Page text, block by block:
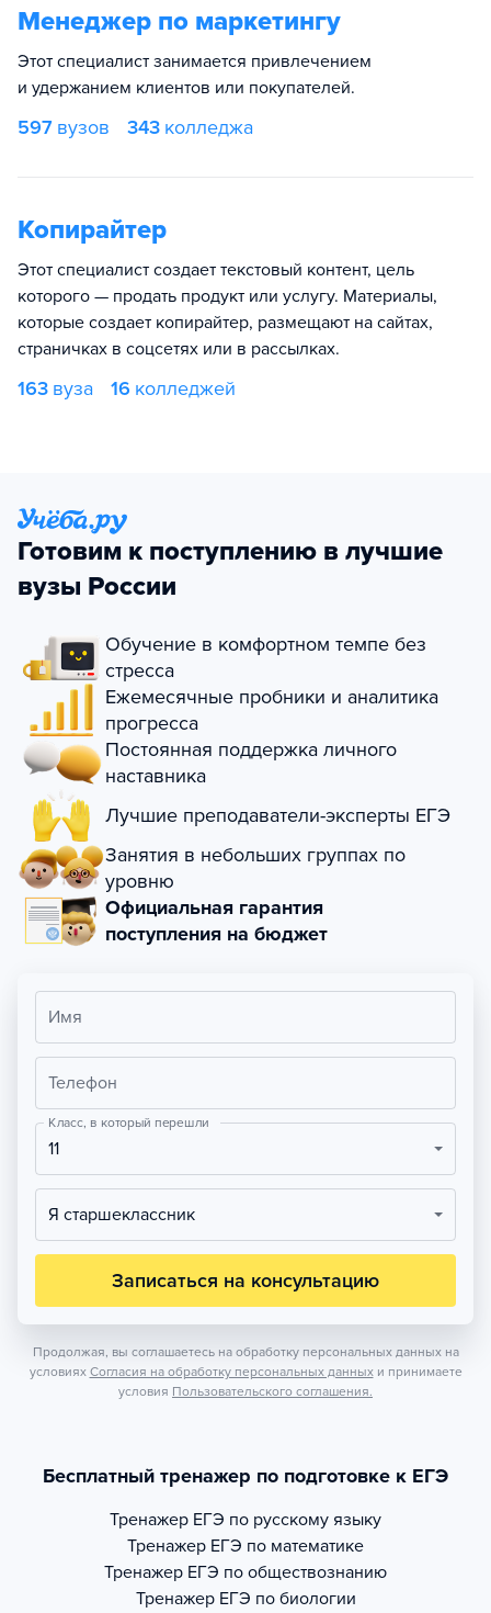
Менеджер по маркетингу
Этот специалист занимается привлечением
и удержанием клиентов или покупателей.
597 вузов 343 колледжа
Копирайтер
Этот специалист создает текстовый контент, цель
которого — продать продукт или услугу. Материалы,
которые создает копирайтер, размещают на сайтах,
страничках в соцсетях или в рассылках.
163 вуза 16 колледжей
Готовим к поступлению в лучшие
вузы России
Обучение в комфортном темпе без
стресса
Ежемесячные пробники и аналитика
прогресса
Постоянная поддержка личного
наставника
Лучшие преподаватели-эксперты ЕГЭ
Занятия в небольших группах по
уровню
Официальная гарантия
поступления на бюджет
Имя
Телефон
Класс, в который перешли
11
Я старшеклассник
Записаться на консультацию
Продолжая, вы соглашаетесь на обработку персональных данных на
условиях Согласия на обработку персональных данных и принимаете
условия Пользовательского соглашения.
Бесплатный тренажер по подготовке к ЕГЭ
Тренажер ЕГЭ по русскому языку
Тренажер ЕГЭ по математике
Тренажер ЕГЭ по обществознанию
Тренажер ЕГЭ по биологии